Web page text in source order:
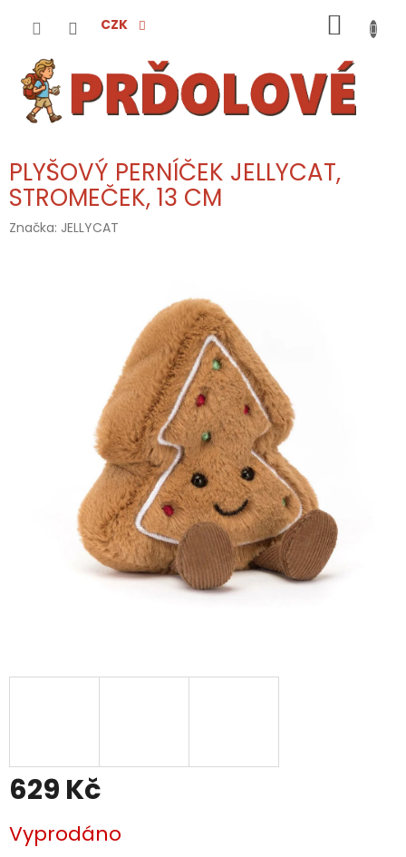
CZK
KOŠÍK
PLYŠOVÝ PERNÍČEK JELLYCAT,
STROMEČEK, 13 CM
Značka: JELLYCAT
629 Kč
cena:
Vyprodáno